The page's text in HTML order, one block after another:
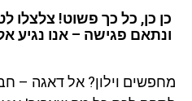
ונתאם פגישה – אנו נגיע
מחפשים וילון? אל דאגה –